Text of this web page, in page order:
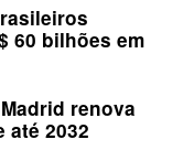
60 bilhões em
renova
até 2032